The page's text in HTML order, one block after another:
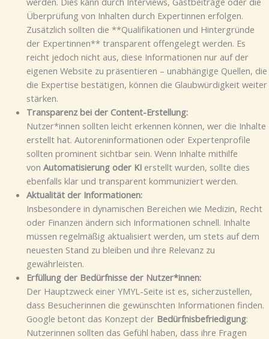
Überprüfung von Inhalten durch Expertinnen erfolgen.
Zusätzlich sollten die **Qualifikationen und Hintergründe
der Expertinnen** transparent offengelegt werden. Es
reicht jedoch nicht aus, diese Informationen nur auf der
eigenen Website zu präsentieren – unabhängige Quellen, die
die Expertise bestätigen, können die Glaubwürdigkeit weiter
stärken.
Transparenz bei der Content-Erstellung:
Nutzer*innen sollten leicht erkennen können, wer die Inhalte
erstellt hat. Autoreninformationen oder Expertenprofile
sollten prominent sichtbar sein. Wenn Inhalte mithilfe
von Automatisierung oder KIerstellt wurden, sollte dies
ebenfalls klar und transparent kommuniziert werden.
Aktualität der Informationen:
Insbesondere in dynamischen Bereichen wie Medizin, Recht
oder Finanzen ändern sich Informationen schnell. Inhalte
müssen regelmäßig aktualisiert werden, um stets auf dem
neuesten Stand zu bleiben und ihre Relevanz zu
gewährleisten.
Erfüllung der Bedürfnisse der Nutzer*innen:
Der Hauptzweck einer YMYL-Seite ist es, sicherzustellen,
dass Besucherinnen die gewünschten Informationen finden.
Google betont das Konzept der Bedürfnisbefriedigung:
Nutzerinnen sollten das Gefühl haben, dass ihre Fragen